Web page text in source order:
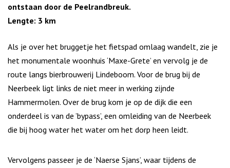
ontstaan door de Peelrandbreuk.
Lengte: 3 km
Als je over het bruggetje het fietspad omlaag wandelt, zie je
het monumentale woonhuis ‘Maxe-Grete’ en vervolg je de
route langs bierbrouwerij Lindeboom. Voor de brug bij de
Neerbeek ligt links de niet meer in werking zijnde
Hammermolen. Over de brug kom je op de dijk die een
onderdeel is van de ’bypass’, een omleiding van de Neerbeek
die bij hoog water het water om het dorp heen leidt.
Vervolgens passeer je de ‘Naerse Sjans’, waar tijdens de